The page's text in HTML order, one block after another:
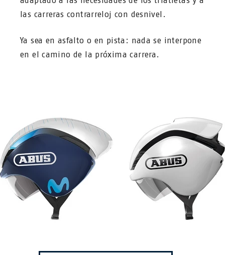
las carreras contrarreloj con desnivel.
Ya sea en asfalto o en pista: nada se interpone
en el camino de la próxima carrera.